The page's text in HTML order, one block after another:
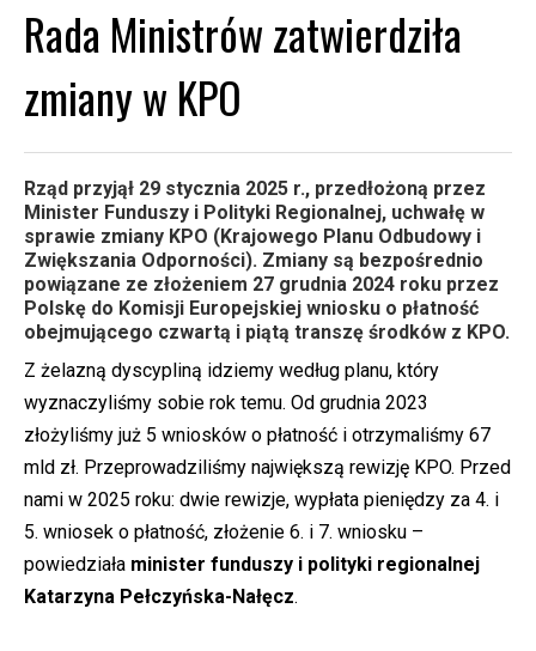
Rada Ministrów zatwierdziła
zmiany w KPO
Rząd przyjął 29 stycznia 2025 r., przedłożoną przez
Minister Funduszy i Polityki Regionalnej, uchwałę w
sprawie zmiany KPO (Krajowego Planu Odbudowy i
Zwiększania Odporności). Zmiany są bezpośrednio
powiązane ze złożeniem 27 grudnia 2024 roku przez
Polskę do Komisji Europejskiej wniosku o płatność
obejmującego czwartą i piątą transzę środków z KPO.
Z żelazną dyscypliną idziemy według planu, który
wyznaczyliśmy sobie rok temu. Od grudnia 2023
złożyliśmy już 5 wniosków o płatność i otrzymaliśmy 67
mld zł. Przeprowadziliśmy największą rewizję KPO. Przed
nami w 2025 roku: dwie rewizje, wypłata pieniędzy za 4. i
5. wniosek o płatność, złożenie 6. i 7. wniosku –
powiedziała minister funduszy i polityki regionalnej
Katarzyna Pełczyńska-Nałęcz.